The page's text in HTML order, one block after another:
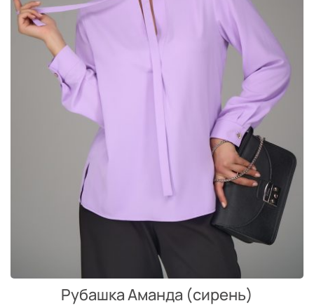
Рубашка Аманда (сирень)